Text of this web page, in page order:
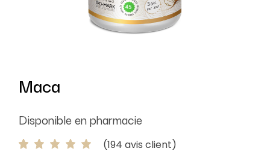
Maca
Disponible en pharmacie
(194 avis client)